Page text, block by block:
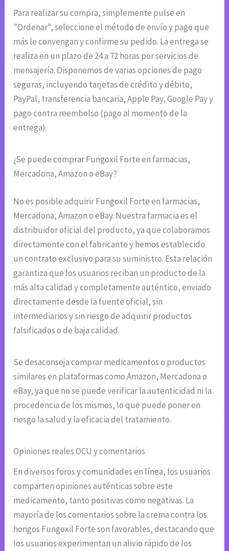
Para realizar su compra, simplemente pulse en
"Ordenar", seleccione el método de envío y pago que
más le convengan y confirme su pedido. La entrega se
realiza en un plazo de 24 a 72 horas por servicios de
mensajería. Disponemos de varias opciones de pago
seguras, incluyendo tarjetas de crédito y débito,
PayPal, transferencia bancaria, Apple Pay, Google Pay y
pago contra reembolso (pago al momento de la
entrega).
¿Se puede comprar Fungoxil Forte en farmacias,
Mercadona, Amazon o eBay?
No es posible adquirir Fungoxil Forte en farmacias,
Mercadona, Amazon o eBay. Nuestra farmacia es el
distribuidor oficial del producto, ya que colaboramos
directamente con el fabricante y hemos establecido
un contrato exclusivo para su suministro. Esta relación
garantiza que los usuarios reciban un producto de la
más alta calidad y completamente auténtico, enviado
directamente desde la fuente oficial, sin
intermediarios y sin riesgo de adquirir productos
falsificados o de baja calidad.
Se desaconseja comprar medicamentos o productos
similares en plataformas como Amazon, Mercadona o
eBay, ya que no se puede verificar la autenticidad ni la
procedencia de los mismos, lo que puede poner en
riesgo la salud y la eficacia del tratamiento.
Opiniones reales OCU y comentarios
En diversos foros y comunidades en línea, los usuarios
comparten opiniones auténticas sobre este
medicamento, tanto positivas como negativas. La
mayoría de los comentarios sobre la crema contra los
hongos Fungoxil Forte son favorables, destacando que
los usuarios experimentan un alivio rápido de los